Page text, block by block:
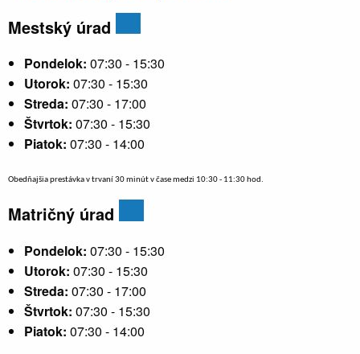
Mestský úrad
Pondelok: 07:30 - 15:30
Utorok: 07:30 - 15:30
Streda: 07:30 - 17:00
Štvrtok: 07:30 - 15:30
Piatok: 07:30 - 14:00
Obedňajšia prestávka v trvaní 30 minút v čase medzi 10:30 - 11:30 hod.
Matričný úrad
Pondelok: 07:30 - 15:30
Utorok: 07:30 - 15:30
Streda: 07:30 - 17:00
Štvrtok: 07:30 - 15:30
Piatok: 07:30 - 14:00